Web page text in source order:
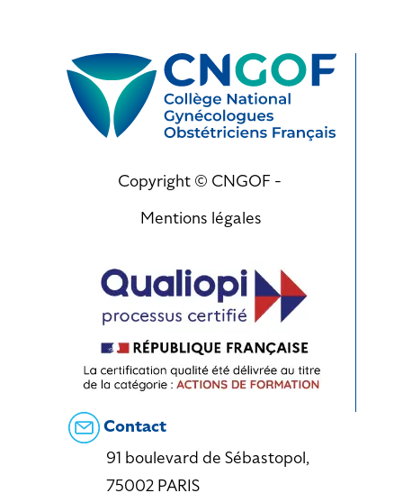
Copyright © CNGOF -
Mentions légales
Contact
91 boulevard de Sébastopol,
75002 PARIS